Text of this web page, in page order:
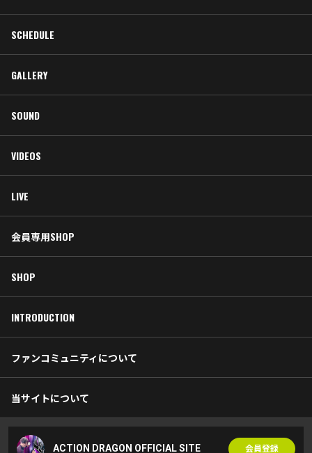
SCHEDULE
GALLERY
SOUND
VIDEOS
LIVE
会員専用SHOP
SHOP
INTRODUCTION
ファンコミュニティについて
当サイトについて
ACTION DRAGON OFFICIAL SITE 会員登録